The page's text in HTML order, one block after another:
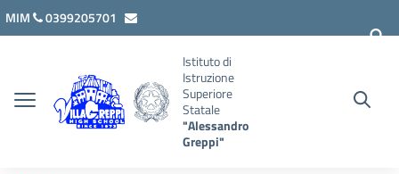
Vai ai contenuti
Vai al menu di navigazione
Vai al footer
MIM
0399205701
Istituto di
Istruzione
Superiore
Statale
"Alessandro
Greppi"